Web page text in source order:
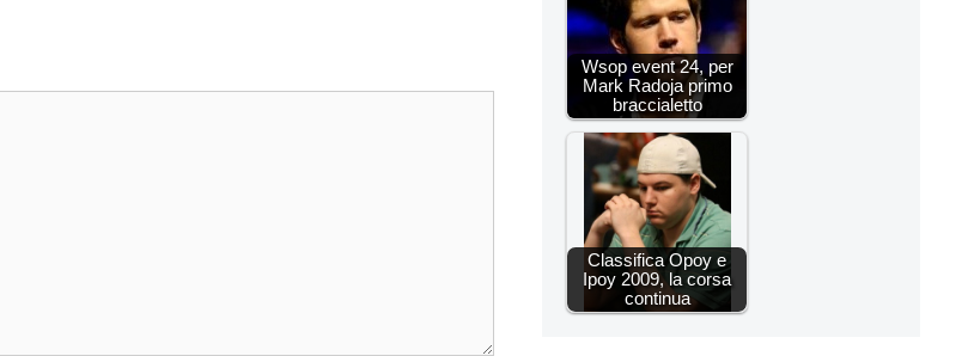
Wsop event 24, per
Mark Radoja primo
braccialetto
Classifica Opoy e
Ipoy 2009, la corsa
continua